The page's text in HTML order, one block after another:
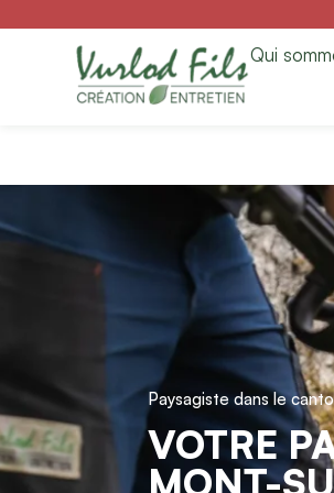
Qui
& Entretien
Paysagiste dans le
VOTRE
MONT-